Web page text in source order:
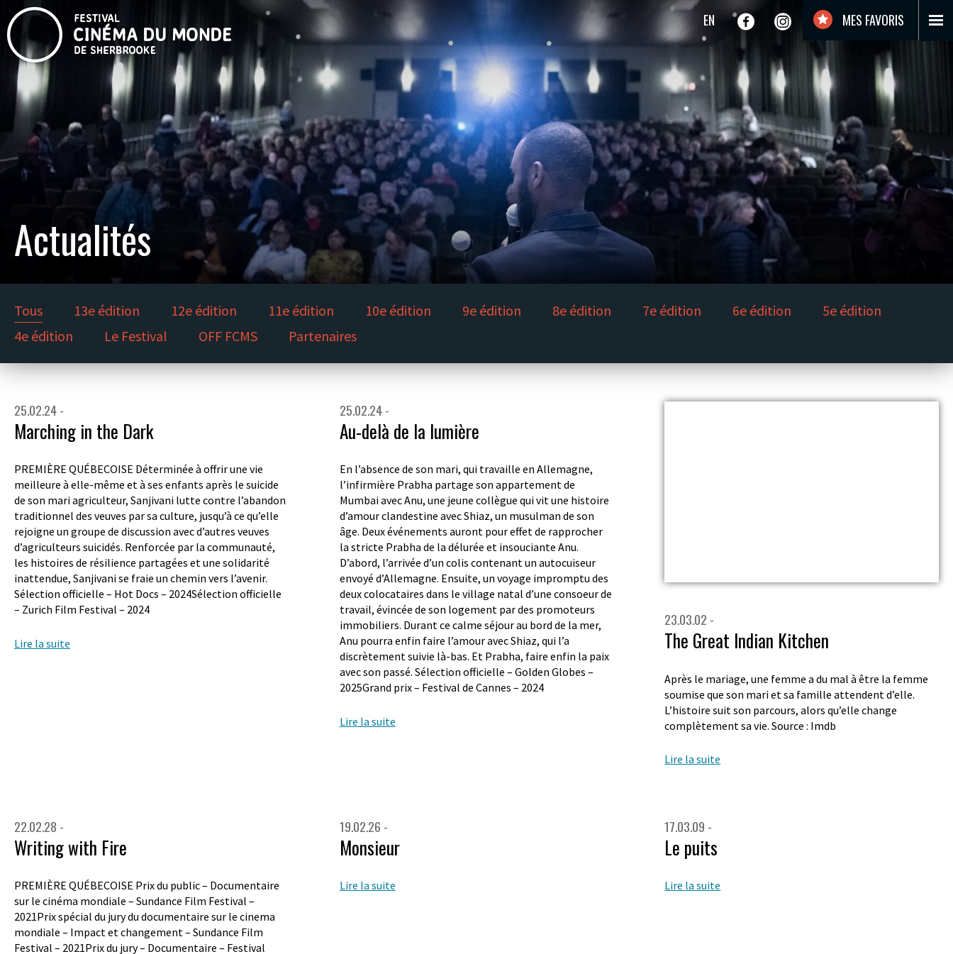
EN MES FAVORIS
Actualités
Tous 13e édition 12e édition 11e édition 10e édition 9e édition 8e édition 7e édition 6e édition
5e édition
4e édition
Le Festival OFF FCMS Partenaires
25.02.24 -
Marching in the Dark
PREMIÈRE QUÉBECOISE Déterminée à offrir une vie
meilleure à elle-même et à ses enfants après le suicide
de son mari agriculteur, Sanjivani lutte contre l’abandon
traditionnel des veuves par sa culture, jusqu’à ce qu’elle
rejoigne un groupe de discussion avec d’autres veuves
d’agriculteurs suicidés. Renforcée par la communauté,
les histoires de résilience partagées et une solidarité
inattendue, Sanjivani se fraie un chemin vers l’avenir.
Sélection officielle – Hot Docs – 2024Sélection officielle
– Zurich Film Festival – 2024
Lire la suite
25.02.24 -
Au-delà de la lumière
En l’absence de son mari, qui travaille en Allemagne,
l’infirmière Prabha partage son appartement de
Mumbai avec Anu, une jeune collègue qui vit une histoire
d’amour clandestine avec Shiaz, un musulman de son
âge. Deux événements auront pour effet de rapprocher
la stricte Prabha de la délurée et insouciante Anu.
D’abord, l’arrivée d’un colis contenant un autocuiseur
envoyé d’Allemagne. Ensuite, un voyage impromptu des
deux colocataires dans le village natal d’une consoeur de
travail, évincée de son logement par des promoteurs
immobiliers. Durant ce calme séjour au bord de la mer,
Anu pourra enfin faire l’amour avec Shiaz, qui l’a
discrètement suivie là-bas. Et Prabha, faire enfin la paix
avec son passé. Sélection officielle – Golden Globes –
2025Grand prix – Festival de Cannes – 2024
Lire la suite
23.03.02 -
The Great Indian Kitchen
Après le mariage, une femme a du mal à être la femme
soumise que son mari et sa famille attendent d’elle.
L’histoire suit son parcours, alors qu’elle change
complètement sa vie. Source : Imdb
Lire la suite
22.02.28 -
Writing with Fire
PREMIÈRE QUÉBECOISE Prix du public – Documentaire
sur le cinéma mondiale – Sundance Film Festival –
2021Prix spécial du jury du documentaire sur le cinema
mondiale – Impact et changement – Sundance Film
Festival – 2021Prix du jury – Documentaire – Festival
19.02.26 -
Monsieur
Lire la suite
17.03.09 -
Le puits
Lire la suite